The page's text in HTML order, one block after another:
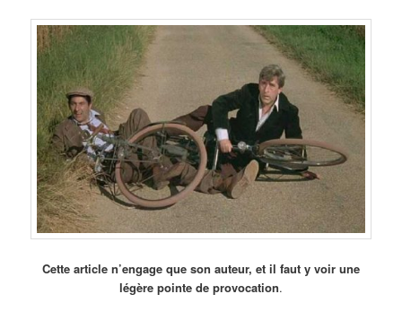
Cette article n’engage que son auteur, et il faut y voir une
légère pointe de provocation.